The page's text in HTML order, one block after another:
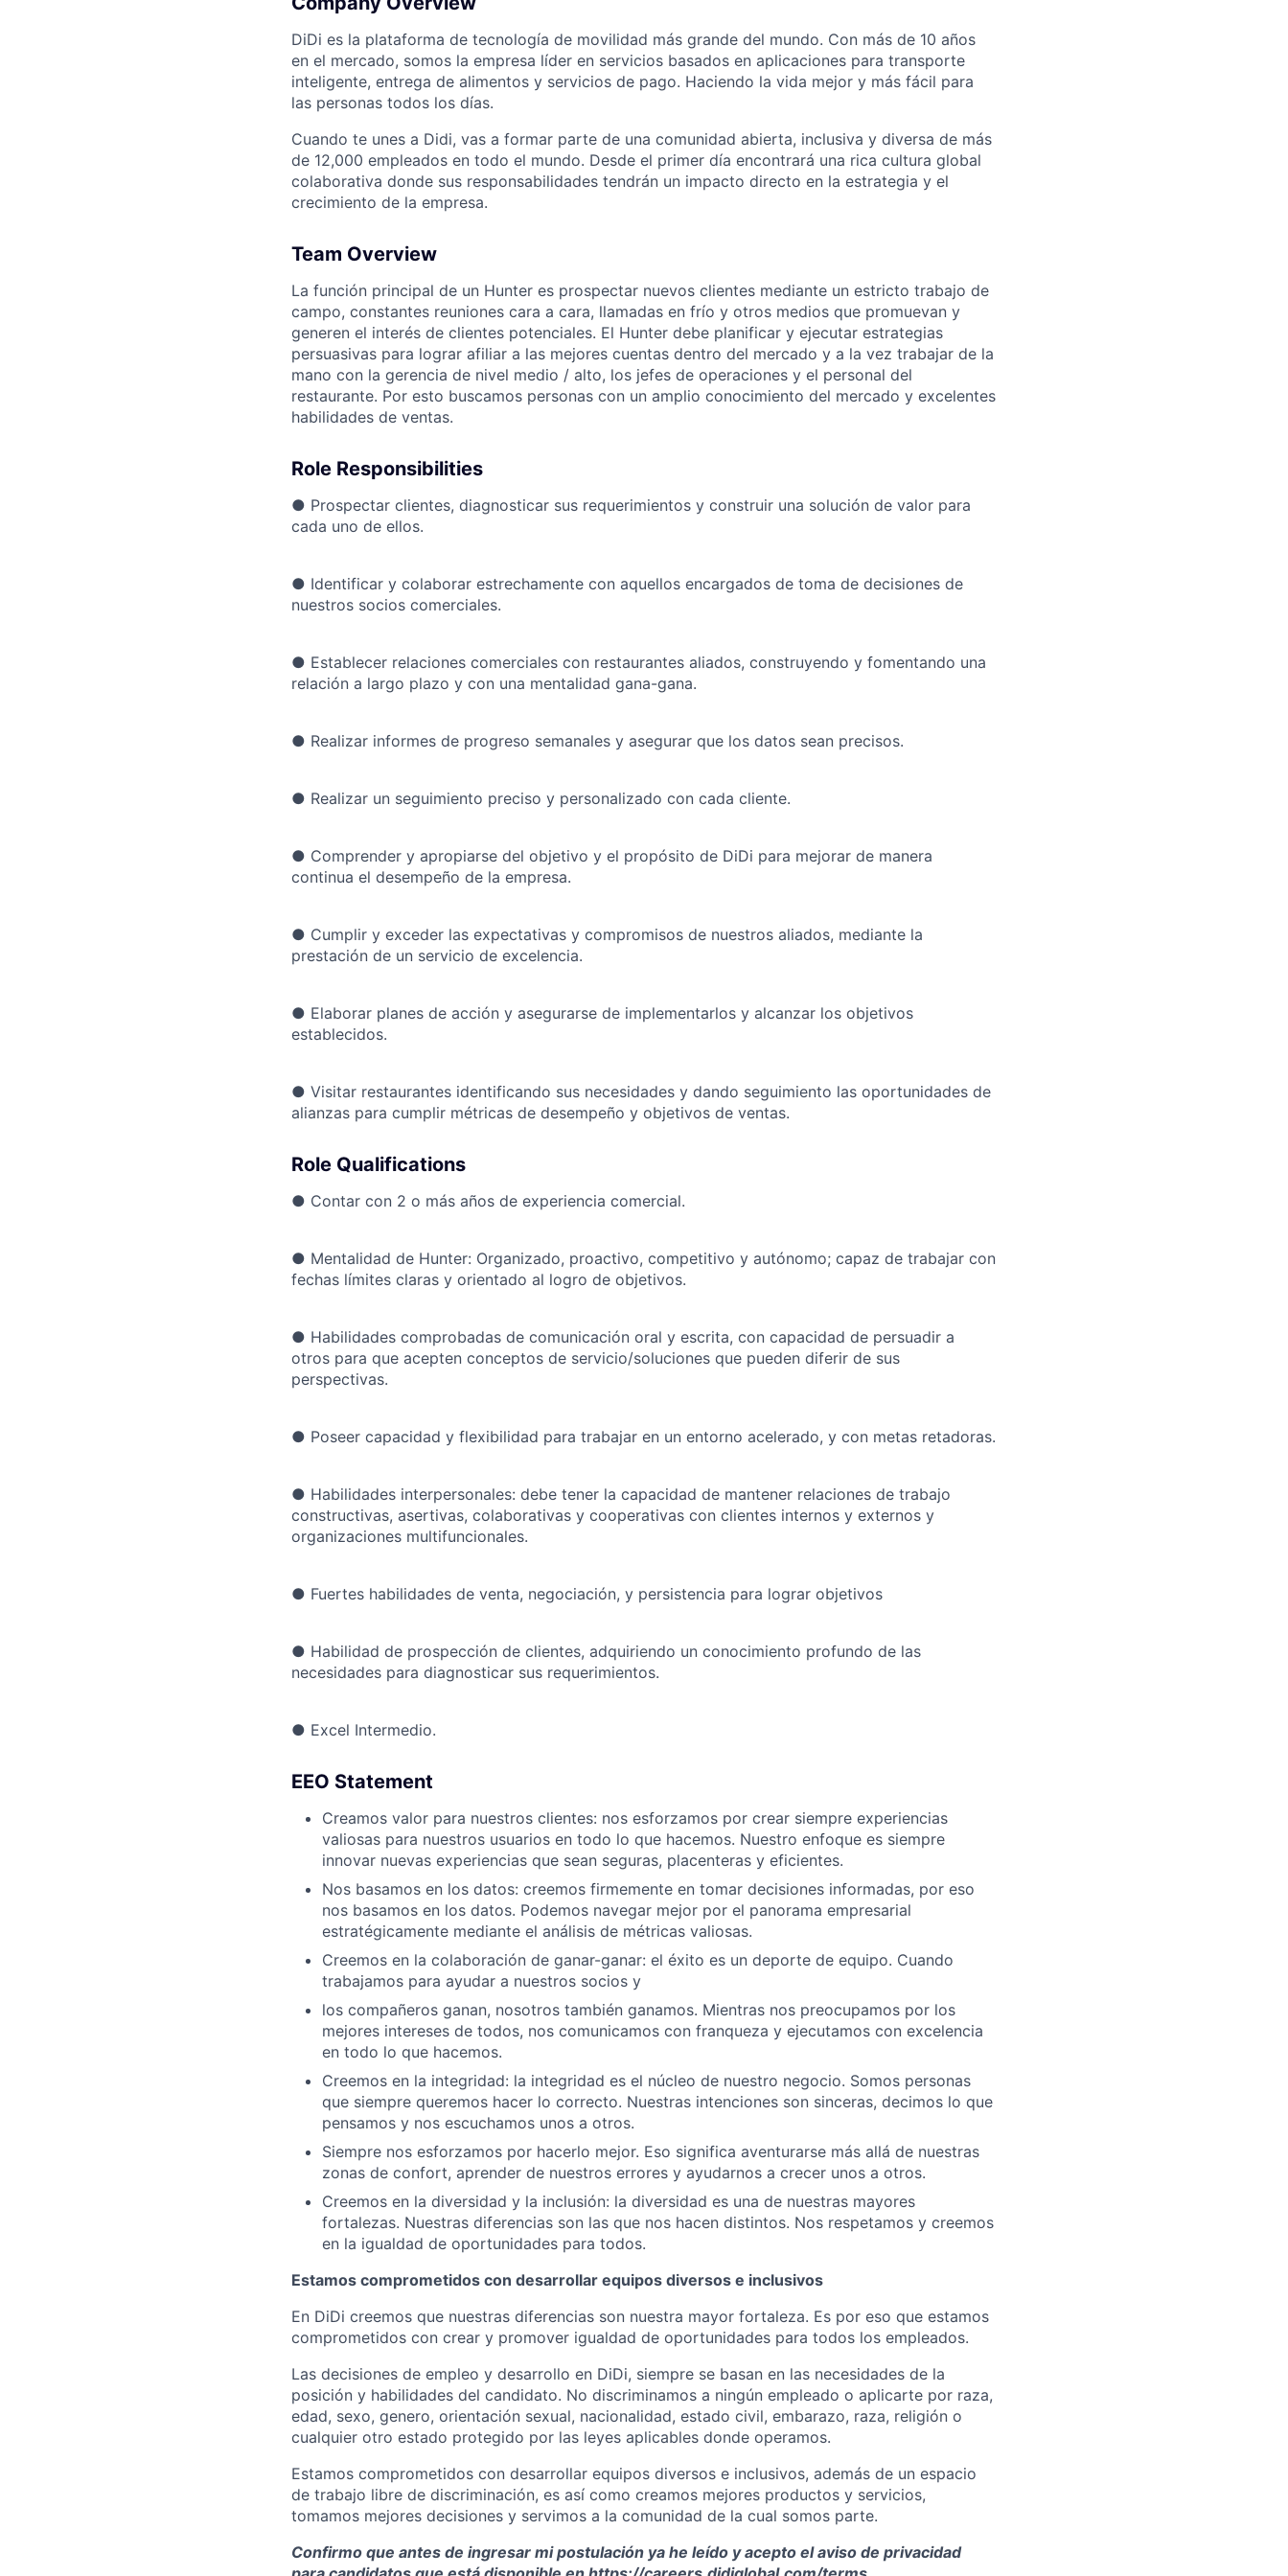
DiDi es la plataforma de tecnología de movilidad más grande del mundo. Con más de 10 años
en el mercado, somos la empresa líder en servicios basados en aplicaciones para transporte
inteligente, entrega de alimentos y servicios de pago. Haciendo la vida mejor y más fácil para
las personas todos los días.
Cuando te unes a Didi, vas a formar parte de una comunidad abierta, inclusiva y diversa de más
de 12,000 empleados en todo el mundo. Desde el primer día encontrará una rica cultura global
colaborativa donde sus responsabilidades tendrán un impacto directo en la estrategia y el
crecimiento de la empresa.
Team Overview
La función principal de un Hunter es prospectar nuevos clientes mediante un estricto trabajo de
campo, constantes reuniones cara a cara, llamadas en frío y otros medios que promuevan y
generen el interés de clientes potenciales. El Hunter debe planificar y ejecutar estrategias
persuasivas para lograr afiliar a las mejores cuentas dentro del mercado y a la vez trabajar de la
mano con la gerencia de nivel medio / alto, los jefes de operaciones y el personal del
restaurante. Por esto buscamos personas con un amplio conocimiento del mercado y excelentes
habilidades de ventas.
Role Responsibilities
● Prospectar clientes, diagnosticar sus requerimientos y construir una solución de valor para
cada uno de ellos.
● Identificar y colaborar estrechamente con aquellos encargados de toma de decisiones de
nuestros socios comerciales.
● Establecer relaciones comerciales con restaurantes aliados, construyendo y fomentando una
relación a largo plazo y con una mentalidad gana-gana.
● Realizar informes de progreso semanales y asegurar que los datos sean precisos.
● Realizar un seguimiento preciso y personalizado con cada cliente.
● Comprender y apropiarse del objetivo y el propósito de DiDi para mejorar de manera
continua el desempeño de la empresa.
● Cumplir y exceder las expectativas y compromisos de nuestros aliados, mediante la
prestación de un servicio de excelencia.
● Elaborar planes de acción y asegurarse de implementarlos y alcanzar los objetivos
establecidos.
● Visitar restaurantes identificando sus necesidades y dando seguimiento las oportunidades de
alianzas para cumplir métricas de desempeño y objetivos de ventas.
Role Qualifications
● Contar con 2 o más años de experiencia comercial.
● Mentalidad de Hunter: Organizado, proactivo, competitivo y autónomo; capaz de trabajar con
fechas límites claras y orientado al logro de objetivos.
● Habilidades comprobadas de comunicación oral y escrita, con capacidad de persuadir a
otros para que acepten conceptos de servicio/soluciones que pueden diferir de sus
perspectivas.
● Poseer capacidad y flexibilidad para trabajar en un entorno acelerado, y con metas retadoras.
● Habilidades interpersonales: debe tener la capacidad de mantener relaciones de trabajo
constructivas, asertivas, colaborativas y cooperativas con clientes internos y externos y
organizaciones multifuncionales.
● Fuertes habilidades de venta, negociación, y persistencia para lograr objetivos
● Habilidad de prospección de clientes, adquiriendo un conocimiento profundo de las
necesidades para diagnosticar sus requerimientos.
● Excel Intermedio.
EEO Statement
Creamos valor para nuestros clientes: nos esforzamos por crear siempre experiencias
valiosas para nuestros usuarios en todo lo que hacemos. Nuestro enfoque es siempre
innovar nuevas experiencias que sean seguras, placenteras y eficientes.
Nos basamos en los datos: creemos firmemente en tomar decisiones informadas, por eso
nos basamos en los datos. Podemos navegar mejor por el panorama empresarial
estratégicamente mediante el análisis de métricas valiosas.
Creemos en la colaboración de ganar-ganar: el éxito es un deporte de equipo. Cuando
trabajamos para ayudar a nuestros socios y
los compañeros ganan, nosotros también ganamos. Mientras nos preocupamos por los
mejores intereses de todos, nos comunicamos con franqueza y ejecutamos con excelencia
en todo lo que hacemos.
Creemos en la integridad: la integridad es el núcleo de nuestro negocio. Somos personas
que siempre queremos hacer lo correcto. Nuestras intenciones son sinceras, decimos lo que
pensamos y nos escuchamos unos a otros.
Siempre nos esforzamos por hacerlo mejor. Eso significa aventurarse más allá de nuestras
zonas de confort, aprender de nuestros errores y ayudarnos a crecer unos a otros.
Creemos en la diversidad y la inclusión: la diversidad es una de nuestras mayores
fortalezas. Nuestras diferencias son las que nos hacen distintos. Nos respetamos y creemos
en la igualdad de oportunidades para todos.
Estamos comprometidos con desarrollar equipos diversos e inclusivos
En DiDi creemos que nuestras diferencias son nuestra mayor fortaleza. Es por eso que estamos
comprometidos con crear y promover igualdad de oportunidades para todos los empleados.
Las decisiones de empleo y desarrollo en DiDi, siempre se basan en las necesidades de la
posición y habilidades del candidato. No discriminamos a ningún empleado o aplicarte por raza,
edad, sexo, genero, orientación sexual, nacionalidad, estado civil, embarazo, raza, religión o
cualquier otro estado protegido por las leyes aplicables donde operamos.
Estamos comprometidos con desarrollar equipos diversos e inclusivos, además de un espacio
de trabajo libre de discriminación, es así como creamos mejores productos y servicios,
tomamos mejores decisiones y servimos a la comunidad de la cual somos parte.
Confirmo que antes de ingresar mi postulación ya he leído y acepto el aviso de privacidad